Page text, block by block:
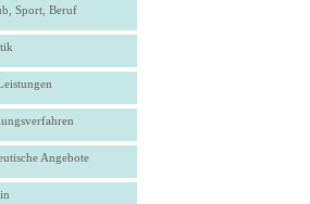
Sport, Beruf
Angebote